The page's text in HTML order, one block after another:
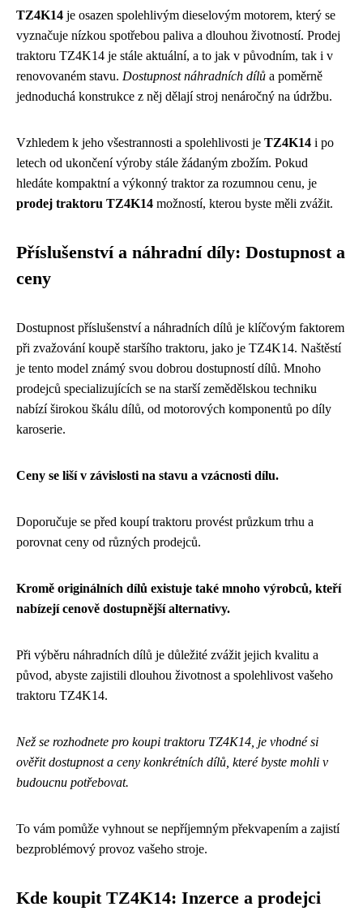
TZ4K14 je osazen spolehlivým dieselovým motorem, který se
vyznačuje nízkou spotřebou paliva a dlouhou životností. Prodej
traktoru TZ4K14 je stále aktuální, a to jak v původním, tak i v
renovovaném stavu. Dostupnost náhradních dílů a poměrně
jednoduchá konstrukce z něj dělají stroj nenáročný na údržbu.
Vzhledem k jeho všestrannosti a spolehlivosti je TZ4K14 i po
letech od ukončení výroby stále žádaným zbožím. Pokud
hledáte kompaktní a výkonný traktor za rozumnou cenu, je
prodej traktoru TZ4K14 možností, kterou byste měli zvážit.
Příslušenství a náhradní díly: Dostupnost a
ceny
Dostupnost příslušenství a náhradních dílů je klíčovým faktorem
při zvažování koupě staršího traktoru, jako je TZ4K14. Naštěstí
je tento model známý svou dobrou dostupností dílů. Mnoho
prodejců specializujících se na starší zemědělskou techniku
nabízí širokou škálu dílů, od motorových komponentů po díly
karoserie.
Ceny se liší v závislosti na stavu a vzácnosti dílu.
Doporučuje se před koupí traktoru provést průzkum trhu a
porovnat ceny od různých prodejců.
Kromě originálních dílů existuje také mnoho výrobců, kteří
nabízejí cenově dostupnější alternativy.
Při výběru náhradních dílů je důležité zvážit jejich kvalitu a
původ, abyste zajistili dlouhou životnost a spolehlivost vašeho
traktoru TZ4K14.
Než se rozhodnete pro koupi traktoru TZ4K14, je vhodné si
ověřit dostupnost a ceny konkrétních dílů, které byste mohli v
budoucnu potřebovat.
To vám pomůže vyhnout se nepříjemným překvapením a zajistí
bezproblémový provoz vašeho stroje.
Kde koupit TZ4K14: Inzerce a prodejci